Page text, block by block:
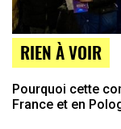
RIEN À VOIR
Pourquoi cette
France et en